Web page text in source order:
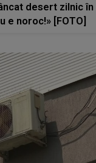
desert zilnic în
e noroc!» [FOTO]